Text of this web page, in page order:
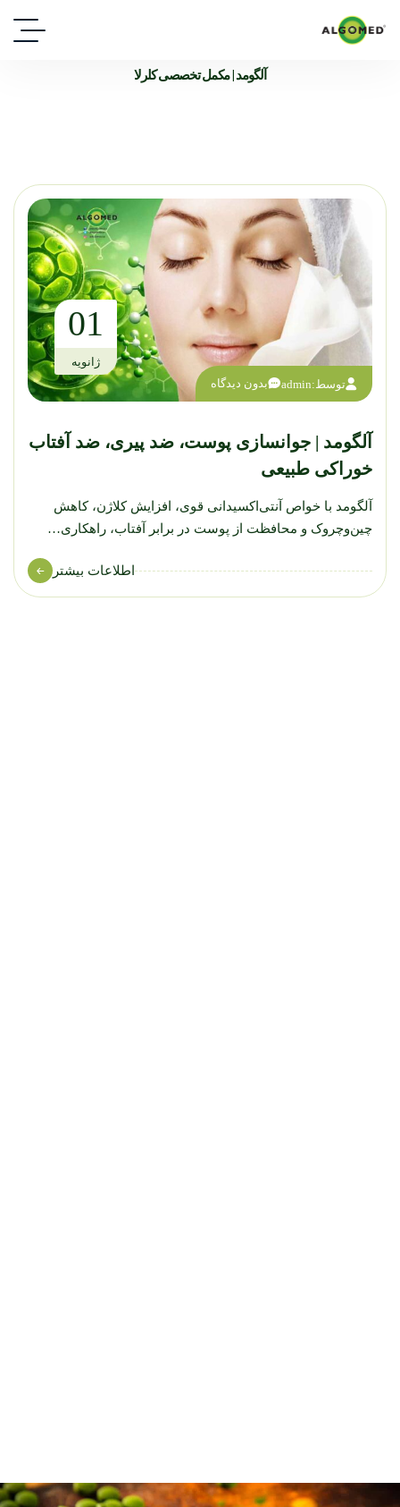
آلگومد | مکمل تخصصی کلرلا
توسط:admin بدون دیدگاه
01
ژانویه
آلگومد | جوانسازی پوست، ضد پیری، ضد آفتاب
خوراکی طبیعی
آلگومد با خواص آنتی‌اکسیدانی قوی، افزایش کلاژن، کاهش
چین‌وچروک و محافظت از پوست در برابر آفتاب، راهکاری…
اطلاعات بیشتر